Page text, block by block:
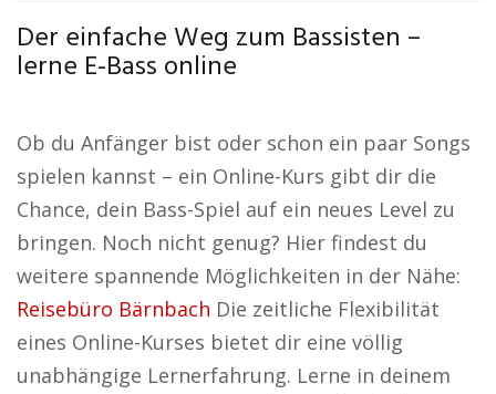
Der einfache Weg zum Bassisten –
lerne E-Bass online
Ob du Anfänger bist oder schon ein paar Songs
spielen kannst – ein Online-Kurs gibt dir die
Chance, dein Bass-Spiel auf ein neues Level zu
bringen. Noch nicht genug? Hier findest du
weitere spannende Möglichkeiten in der Nähe:
Reisebüro Bärnbach Die zeitliche Flexibilität
eines Online-Kurses bietet dir eine völlig
unabhängige Lernerfahrung. Lerne in deinem